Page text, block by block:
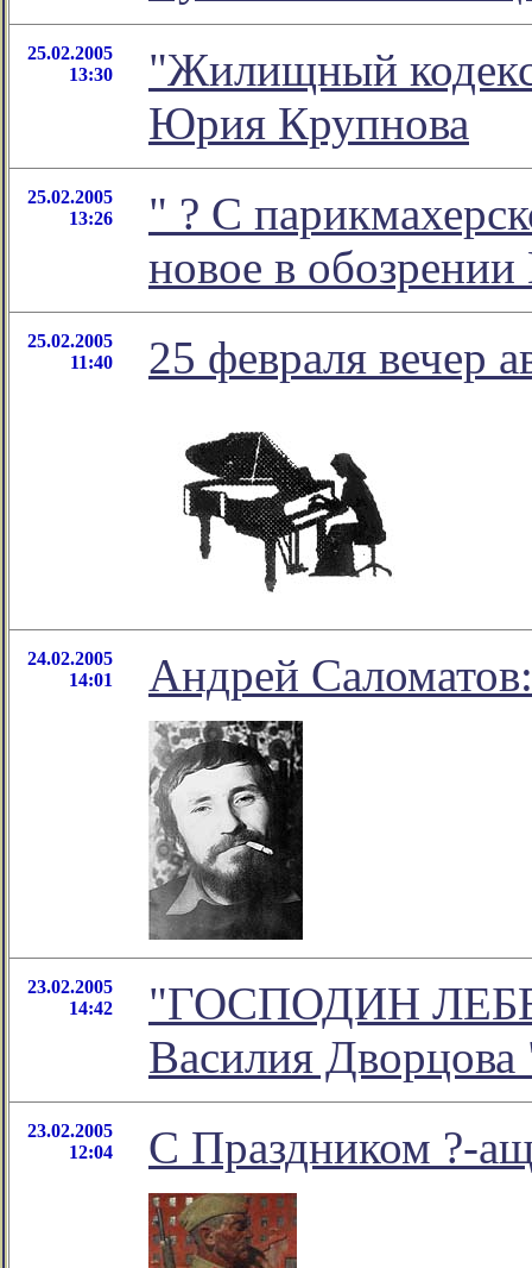
25.02.2005
13:30
"Жилищный
Юрия Крупнова
25.02.2005
13:26
" ? С
новое в
25.02.2005
11:40
25 февраля вечер
24.02.2005
14:01
Андрей
23.02.2005
14:42
"ГОСПОДИН
Василия
23.02.2005
12:04
С Праздником ?-